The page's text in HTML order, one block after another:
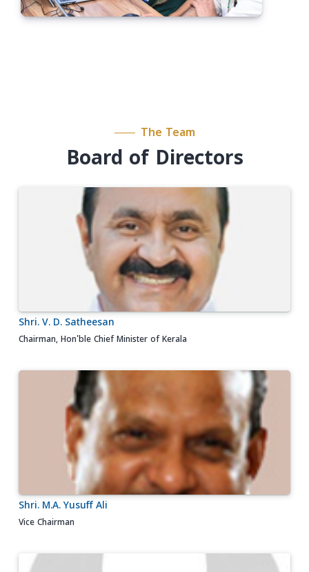
The Team
Board of Directors
Shri. V. D. Satheesan
Chairman, Hon'ble Chief Minister of Kerala
Shri. M.A. Yusuff Ali
Vice Chairman